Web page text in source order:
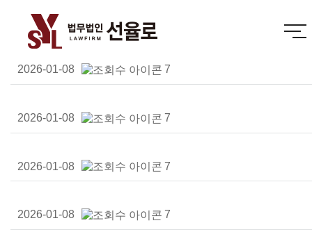
2026-01-08 7
2026-01-08 7
2026-01-08 7
2026-01-08 7